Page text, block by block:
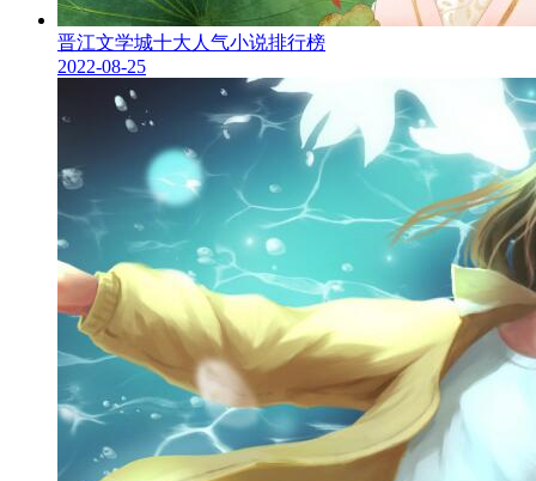
晋江文学城十大人气小说排行榜
2022-08-25